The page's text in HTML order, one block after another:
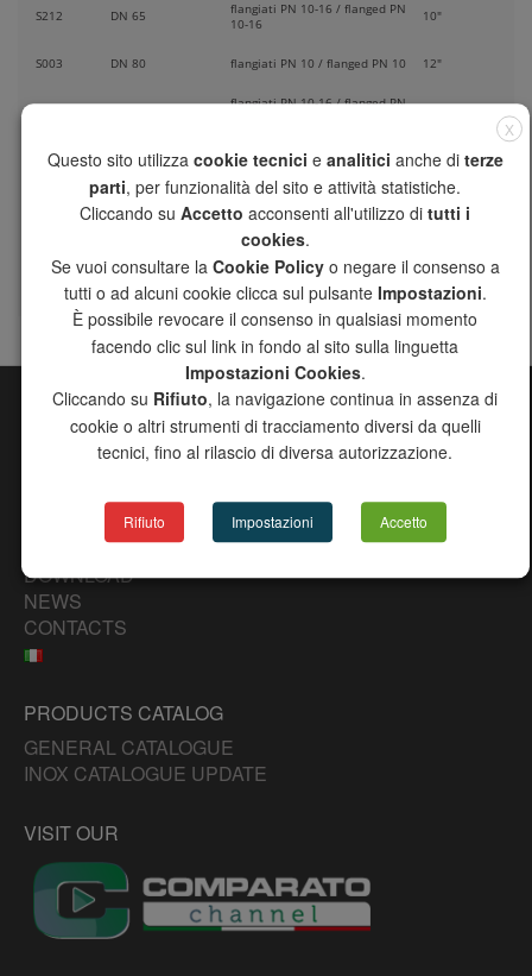
S212 DN 65
flangiati PN 10-16 / flanged PN
10-16
10"
S003 DN 80 flangiati PN 10 / flanged PN 10 12"
flangiati PN 10-16 / flanged PN
S005 DN 125
flangiati PN 10-16 / flanged PN
500 mm
DN 150
flangiati PN 10-16 / flanged PN
600 mm
S008 DN 200 flangiati PN 10 / flanged PN 10 700 mm
SITE MAP
COMPANY
PRODUCTS
DISTRIBUTORS
DOWNLOAD
NEWS
CONTACTS
PRODUCTS CATALOG
GENERAL CATALOGUE
INOX CATALOGUE UPDATE
VISIT OUR
X
Questo sito utilizza cookie tecnici e analitici anche di terze
parti, per funzionalità del sito e attività statistiche.
Cliccando su Accetto acconsenti all'utilizzo di tutti i
cookies.
Se vuoi consultare la Cookie Policyo negare il consenso a
tutti o ad alcuni cookie clicca sul pulsante Impostazioni.
È possibile revocare il consenso in qualsiasi momento
facendo clic sul link in fondo al sito sulla linguetta
Impostazioni Cookies.
Cliccando su Rifiuto, la navigazione continua in assenza di
cookie o altri strumenti di tracciamento diversi da quelli
tecnici, fino al rilascio di diversa autorizzazione.
Rifiuto Impostazioni Accetto